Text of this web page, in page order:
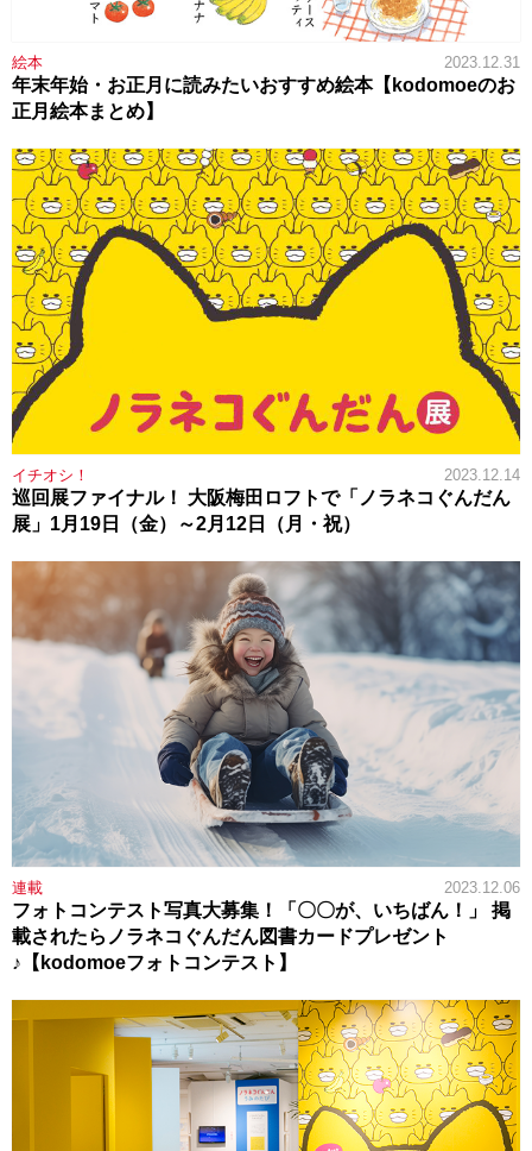
絵本 2023.12.31
年末年始・お正月に読みたいおすすめ絵本【kodomoeのお
正月絵本まとめ】
イチオシ！ 2023.12.14
巡回展ファイナル！ 大阪梅田ロフトで「ノラネコぐんだん
展」1月19日（金）～2月12日（月・祝）
連載 2023.12.06
フォトコンテスト写真大募集！「〇〇が、いちばん！」 掲
載されたらノラネコぐんだん図書カードプレゼント
♪【kodomoeフォトコンテスト】